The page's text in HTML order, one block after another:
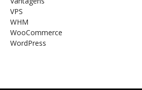
VPS
WHM
WooCommerce
WordPress